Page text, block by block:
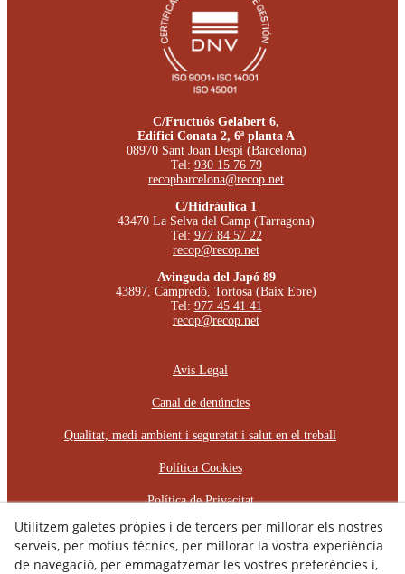
C/Fructuós Gelabert 6,
Edifici Conata 2, 6ª planta A
08970 Sant Joan Despí (Barcelona)
Tel: 930 15 76 79
recopbarcelona@recop.net
C/Hidráulica 1
43470 La Selva del Camp (Tarragona)
Tel: 977 84 57 22
recop@recop.net
Avinguda del Japó 89
43897, Campredó, Tortosa (Baix Ebre)
Tel: 977 45 41 41
recop@recop.net
Avis Legal
Canal de denúncies
Qualitat, medi ambient i seguretat i salut en el treball
Política Cookies
Política de Privacitat
Declaració d'Accessibilitat
Pla d'Igualtat d'Oportunitats
Utilitzem galetes pròpies i de tercers per millorar els nostres
serveis, per motius tècnics, per millorar la vostra experiència
de navegació, per emmagatzemar les vostres preferències i,